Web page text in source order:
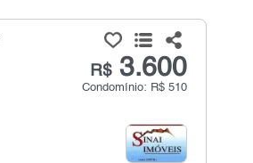
R$3.600
Condomínio: R$ 510